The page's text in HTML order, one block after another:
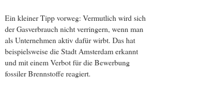
Ein kleiner Tipp vorweg: Vermutlich wird sich
der Gasverbrauch nicht verringern, wenn man
als Unternehmen aktiv dafür wirbt. Das hat
beispielsweise die Stadt Amsterdam erkannt
und mit einem Verbot für die Bewerbung
fossiler Brennstoffe reagiert.